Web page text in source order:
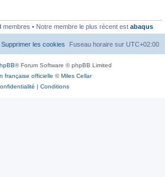
membres • Notre membre le plus récent est abaqus
Fuseau horaire sur UTC+02:00
Supprimer les cookies
® Forum Software © phpBB Limited
française officielle ©Miles Cellar
| Conditions